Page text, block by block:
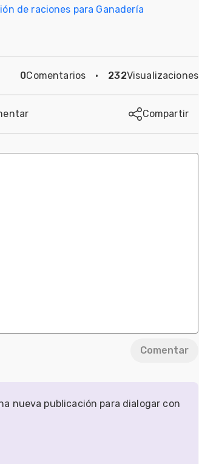
de raciones para Ganadería
0Comentarios · 232Visualizaciones
Compartir
Comentar
nueva publicación para dialogar con